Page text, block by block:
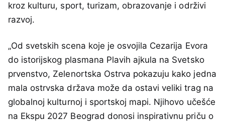
kroz kulturu, sport, turizam, obrazovanje i održivi
razvoj.
„Od svetskih scena koje je osvojila Cezarija Evora
do istorijskog plasmana Plavih ajkula na Svetsko
prvenstvo, Zelenortska Ostrva pokazuju kako jedna
mala ostrvska država može da ostavi veliki trag na
globalnoj kulturnoj i sportskoj mapi. Njihovo učešće
na Ekspu 2027 Beograd donosi inspirativnu priču o